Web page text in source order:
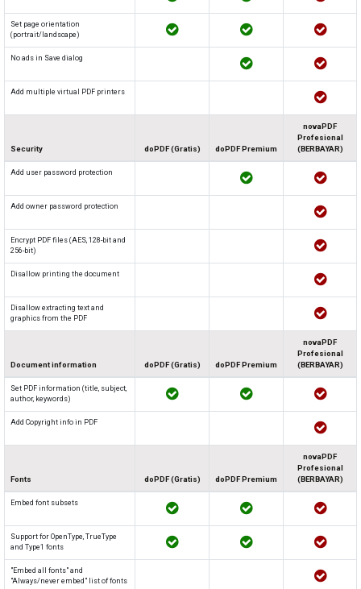
Set page orientation
(portrait/landscape)
No ads in Save dialog
Add multiple virtual PDF printers
Security doPDF (Gratis) doPDF Premium
novaPDF
Profesional
(BERBAYAR)
Add user password protection
Add owner password protection
Encrypt PDF files (AES, 128-bit and
256-bit)
Disallow printing the document
Disallow extracting text and
graphics from the PDF
Document information doPDF (Gratis) doPDF Premium
novaPDF
Profesional
(BERBAYAR)
Set PDF information (title, subject,
author, keywords)
Add Copyright info in PDF
Fonts doPDF (Gratis) doPDF Premium
novaPDF
Profesional
(BERBAYAR)
Embed font subsets
Support for OpenType, TrueType
and Type1 fonts
"Embed all fonts" and
"Always/never embed" list of fonts